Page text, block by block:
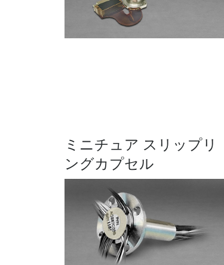
ミニチュア スリップリ
ングカプセル